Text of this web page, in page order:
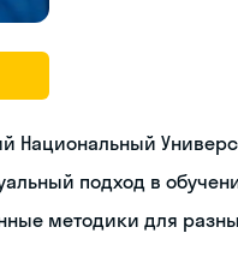
Национальный
подход в
методики для